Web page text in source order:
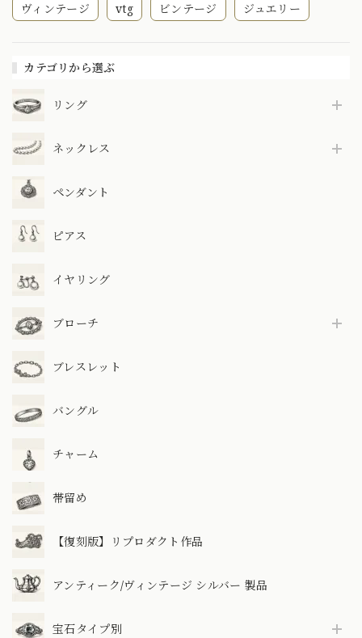
ヴィンテージ vtg ビンテージ ジュエリー
カテゴリから選ぶ
リング
ネックレス
ペンダント
ピアス
イヤリング
ブローチ
ブレスレット
バングル
チャーム
帯留め
【復刻版】リプロダクト作品
アンティーク/ヴィンテージ シルバー 製品
宝石タイプ別